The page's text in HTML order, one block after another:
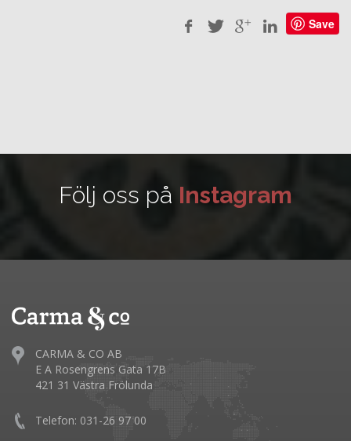
Save
Följ oss på Instagram
CARMA & CO AB
E A Rosengrens Gata 17B
421 31 Västra Frölunda
Telefon: 031-26 97 00